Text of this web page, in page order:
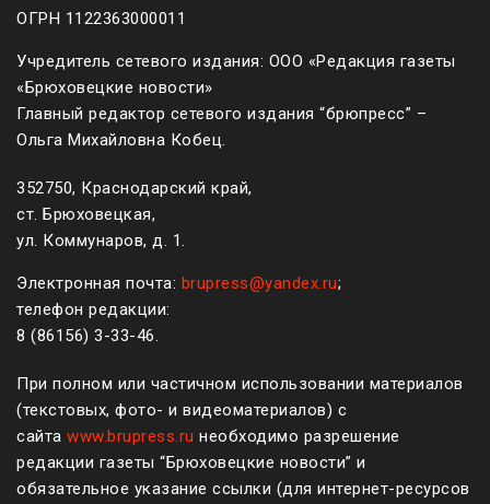
ОГРН 1122363000011
Учредитель сетевого издания: ООО «Редакция газеты
«Брюховецкие новости»
Главный редактор сетевого издания “брюпресс” –
Ольга Михайловна Кобец.
352750, Краснодарский край,
ст. Брюховецкая,
ул. Коммунаров, д. 1.
Электронная почта: brupress@yandex.ru;
телефон редакции:
8 (861 56) 3-33-46.
При полном или частичном использовании материалов
(текстовых, фото- и видеоматериалов) с
сайта www.brupress.ru необходимо разрешение
редакции газеты “Брюховецкие новости” и
обязательное указание ссылки (для интернет-ресурсов